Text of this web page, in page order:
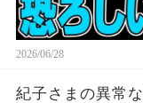
2026/06/28
紀子さまの異常